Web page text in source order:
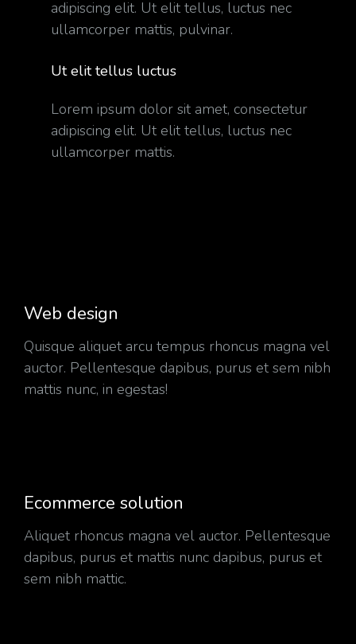
adipiscing elit. Ut elit tellus, luctus nec
ullamcorper mattis, pulvinar.
Ut elit tellus luctus
Lorem ipsum dolor sit amet, consectetur
adipiscing elit. Ut elit tellus, luctus nec
ullamcorper mattis.
Web design
Quisque aliquet arcu tempus rhoncus magna vel
auctor. Pellentesque dapibus, purus et sem nibh
mattis nunc, in egestas!
Ecommerce solution
Aliquet rhoncus magna vel auctor. Pellentesque
dapibus, purus et mattis nunc dapibus, purus et
sem nibh mattic.